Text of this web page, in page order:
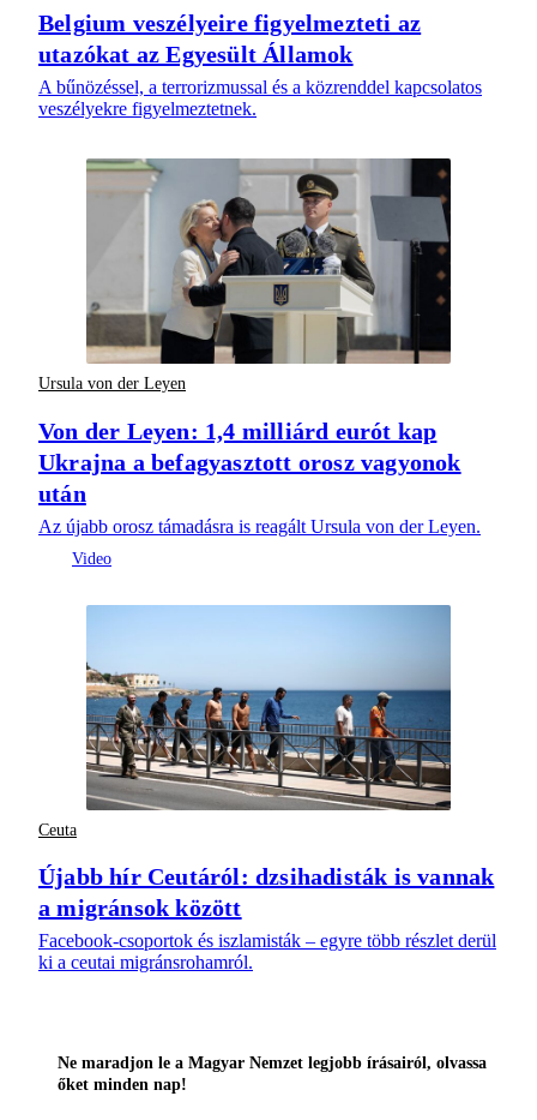
Belgium veszélyeire figyelmezteti az
utazókat az Egyesült Államok
A bűnözéssel, a terrorizmussal és a közrenddel kapcsolatos
veszélyekre figyelmeztetnek.
Ursula von der Leyen
Von der Leyen: 1,4 milliárd eurót kap
Ukrajna a befagyasztott orosz vagyonok
után
Az újabb orosz támadásra is reagált Ursula von der Leyen.
Ceuta
Újabb hír Ceutáról: dzsihadisták is vannak
a migránsok között
Facebook-csoportok és iszlamisták – egyre több részlet derül
ki a ceutai migránsrohamról.
Ne maradjon le a Magyar Nemzet legjobb írásairól, olvassa
őket minden nap!